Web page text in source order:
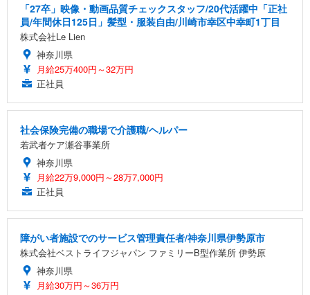
「27卒」映像・動画品質チェックスタッフ/20代活躍中「正社
員/年間休日125日」髪型・服装自由/川崎市幸区中幸町1丁目
株式会社Le Lien
神奈川県
月給25万400円～32万円
正社員
社会保険完備の職場で介護職/ヘルパー
若武者ケア瀬谷事業所
神奈川県
月給22万9,000円～28万7,000円
正社員
障がい者施設でのサービス管理責任者/神奈川県伊勢原市
株式会社ベストライフジャパン ファミリーB型作業所 伊勢原
神奈川県
月給30万円～36万円